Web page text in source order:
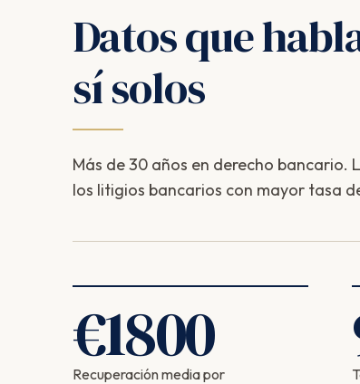
Datos que
sí solos
Más de 30 años en derecho bancario.
los litigios bancarios con mayor tasa
€1800
Recuperación media por